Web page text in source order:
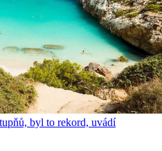
byl to rekord, uvádí